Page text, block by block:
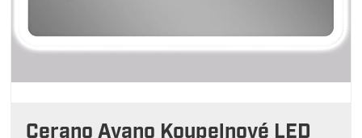
Cerano Avano Koupelnové LED